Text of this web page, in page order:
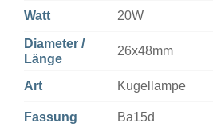
Watt 20W
Diameter /
Länge
26x48mm
Art Kugellampe
Fassung Ba15d